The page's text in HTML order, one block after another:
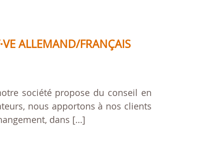
ALLEMAND/FRANÇAIS
société propose du conseil en
nous apportons à nos clients
dans […]